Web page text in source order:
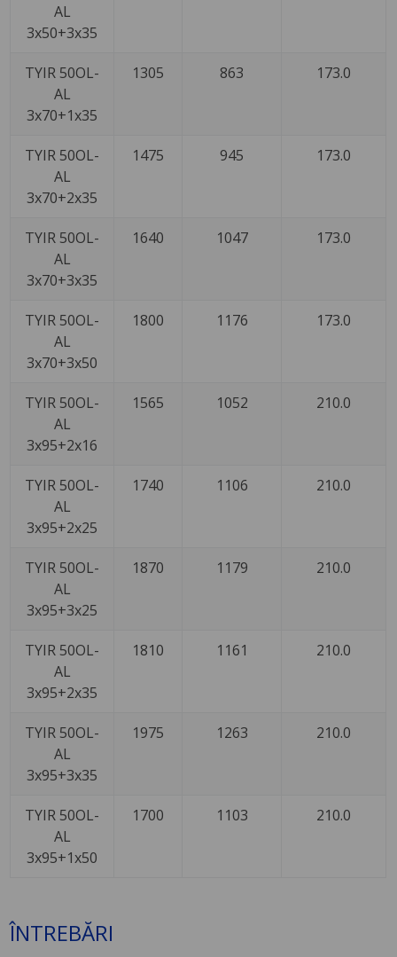
AL
3x50+3x35
TYIR 50OL-
AL
3x70+1x35
1305 863 173.0
TYIR 50OL-
AL
3x70+2x35
1475 945 173.0
TYIR 50OL-
AL
3x70+3x35
1640 1047 173.0
TYIR 50OL-
AL
3x70+3x50
1800 1176 173.0
TYIR 50OL-
AL
3x95+2x16
1565 1052 210.0
TYIR 50OL-
AL
3x95+2x25
1740 1106 210.0
TYIR 50OL-
AL
3x95+3x25
1870 1179 210.0
TYIR 50OL-
AL
3x95+2x35
1810 1161 210.0
TYIR 50OL-
AL
3x95+3x35
1975 1263 210.0
TYIR 50OL-
AL
3x95+1x50
1700 1103 210.0
ÎNTREBĂRI